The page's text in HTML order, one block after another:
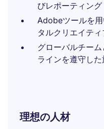
びレポーティング
Adobeツールを
タルクリエイテ
グローバルチー
ラインを遵守し
理想の人材